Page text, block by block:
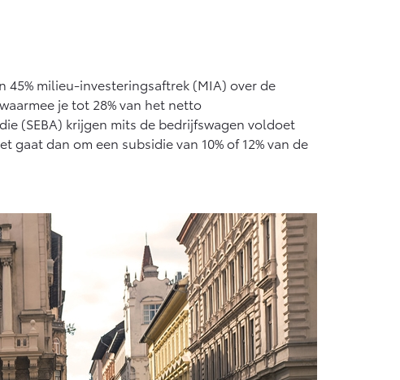
milieu-investeringsaftrek (MIA) over de
je tot 28% van het netto
(SEBA) krijgen mits de bedrijfswagen voldoet
dan om een subsidie van 10% of 12% van de